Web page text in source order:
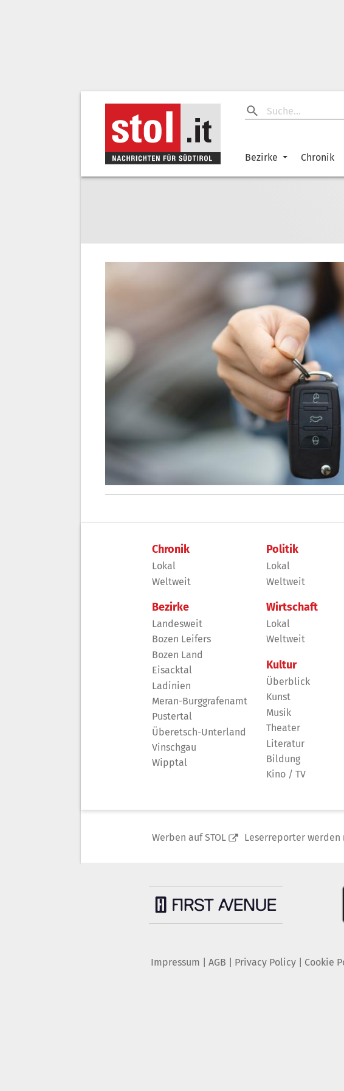
Bezirke Chronik
Chronik
Lokal
Weltweit
Bezirke
Landesweit
Bozen Leifers
Bozen Land
Eisacktal
Ladinien
Meran-Burggrafenamt
Pustertal
Überetsch-Unterland
Vinschgau
Wipptal
Politik
Lokal
Weltweit
Wirtschaft
Lokal
Weltweit
Kultur
Überblick
Kunst
Musik
Theater
Literatur
Bildung
Kino / TV
Werben auf STOL Leserreporter werden
Impressum AGB Privacy Policy| Cookie